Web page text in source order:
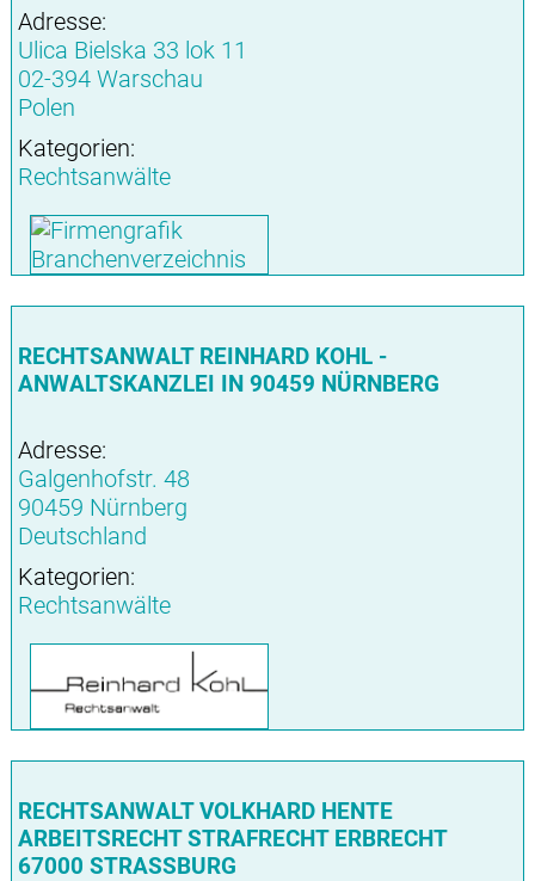
Adresse:
Ulica Bielska 33 lok 11
02-394 Warschau
Polen
Kategorien:
Rechtsanwälte
RECHTSANWALT REINHARD KOHL -
ANWALTSKANZLEI IN 90459 NÜRNBERG
Adresse:
Galgenhofstr. 48
90459 Nürnberg
Deutschland
Kategorien:
Rechtsanwälte
RECHTSANWALT VOLKHARD HENTE
ARBEITSRECHT STRAFRECHT ERBRECHT
67000 STRASSBURG